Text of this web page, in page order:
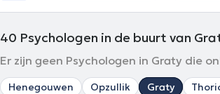
40 Psychologen in de buurt van
Er zijn geen Psychologen in Graty die
Henegouwen Opzullik Graty